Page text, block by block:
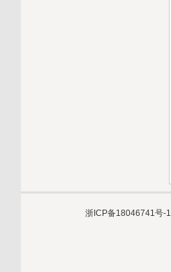
浙ICP备18046741号-1